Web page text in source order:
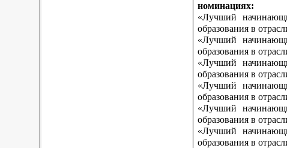
номинациях:
«Лучший
образования в
«Лучший
образования в
«Лучший
образования в
«Лучший
образования в
«Лучший
образования в
«Лучший
образования в